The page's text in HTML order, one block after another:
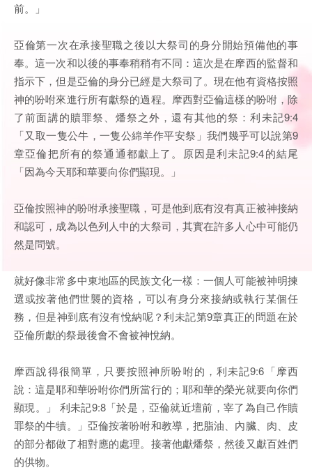
前。」
亞倫第一次在承接聖職之後以大祭司的身分開始預備他的事
奉。這一次和以後的事奉稍稍有不同：這次是在摩西的監督和
指示下，但是亞倫的身分已經是大祭司了。現在他有資格按照
神的吩咐來進行所有獻祭的過程。摩西對亞倫這樣的吩咐，除
了前面講的贖罪祭、燔祭之外，還有其他的祭：利未記9:4
「又取一隻公牛，一隻公綿羊作平安祭」我們幾乎可以說第9
章亞倫把所有的祭通通都獻上了。原因是利未記9:4的結尾
「因為今天耶和華要向你們顯現。」
亞倫按照神的吩咐承接聖職，可是他到底有沒有真正被神接納
和認可，成為以色列人中的大祭司，其實在許多人心中可能仍
然是問號。
就好像非常多中東地區的民族文化一樣：一個人可能被神明揀
選或按著他們世襲的資格，可以有身分來接納或執行某個任
務，但是神到底有沒有悅納呢？利未記第9章真正的問題在於
亞倫所獻的祭最後會不會被神悅納。
摩西說得很簡單，只要按照神所吩咐的，利未記9:6「摩西
說：這是耶和華吩咐你們所當行的；耶和華的榮光就要向你們
顯現。」 利未記9:8「於是，亞倫就近壇前，宰了為自己作贖
罪祭的牛犢。」亞倫按著吩咐和教導，把脂油、內臟、肉、皮
的部分都做了相對應的處理。接著他獻燔祭，然後又獻百姓們
的供物。